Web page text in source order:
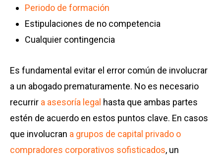
Periodo de formación
Estipulaciones de no competencia
Cualquier contingencia
Es fundamental evitar el error común de involucrar
a un abogado prematuramente. No es necesario
recurrir a asesoría legal hasta que ambas partes
estén de acuerdo en estos puntos clave. En casos
que involucran a grupos de capital privado o
compradores corporativos sofisticados, un